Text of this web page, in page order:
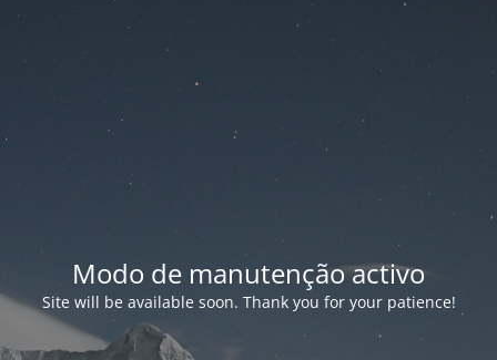
Modo de manutenção activo
Site will be available soon. Thank you for your patience!